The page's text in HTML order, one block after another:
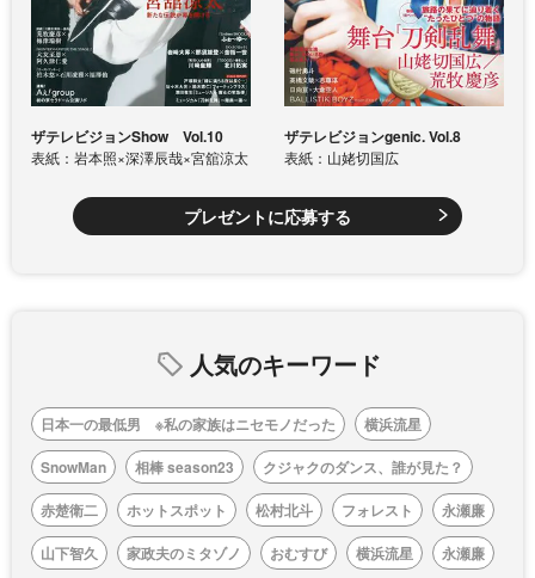
ザテレビジョンShow Vol.10
表紙：岩本照×深澤辰哉×宮舘涼太
ザテレビジョンgenic. Vol.8
表紙：山姥切国広
プレゼントに応募する
人気のキーワード
日本一の最低男 ※私の家族はニセモノだった
横浜流星
SnowMan
相棒 season23
クジャクのダンス、誰が見た？
赤楚衛二
ホットスポット 松村北斗 フォレスト
永瀬廉
山下智久
家政夫のミタゾノ おむすび 横浜流星
永瀬廉